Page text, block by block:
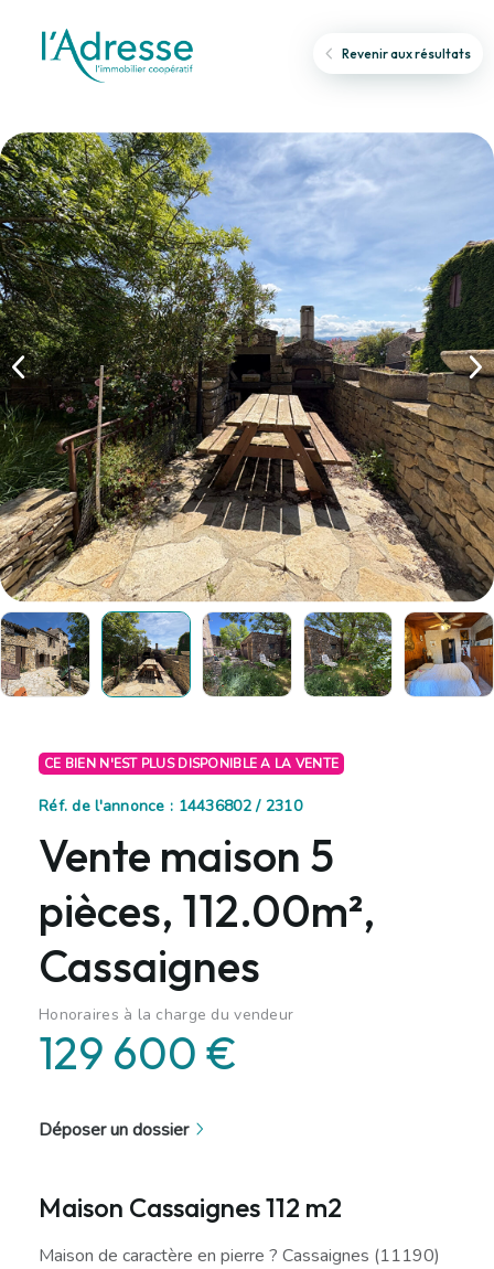
Revenir aux résultats
CE BIEN N'EST PLUS DISPONIBLE A LA VENTE
Réf. de l'annonce : 14436802 / 2310
Vente maison 5
pièces, 112.00m²,
Cassaignes
Honoraires à la charge du vendeur
129 600 €
Déposer un dossier
Maison Cassaignes 112 m2
Maison de caractère en pierre ? Cassaignes (11190)